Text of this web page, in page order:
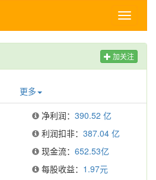
Toggle
加关注
更多
净利润： 390.52 亿
利润扣非： 387.04 亿
现金流： 652.53亿
每股收益： 1.97元